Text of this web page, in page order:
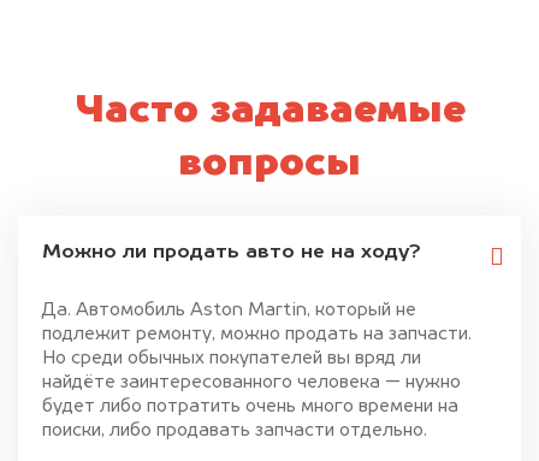
Часто задаваемые
вопросы
Можно ли продать авто не на ходу?
Да. Автомобиль Aston Martin, который не
подлежит ремонту, можно продать на запчасти.
Но среди обычных покупателей вы вряд ли
найдёте заинтересованного человека — нужно
будет либо потратить очень много времени на
поиски, либо продавать запчасти отдельно.